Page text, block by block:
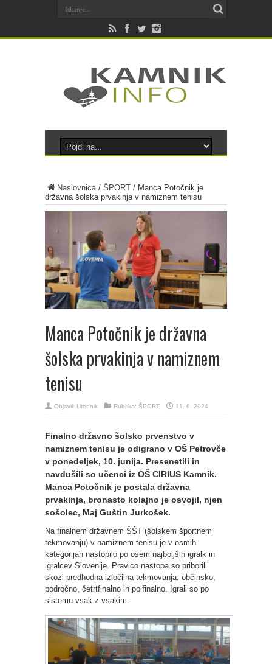
Naslovnica/ ŠPORT / Manca Potočnik je
državna šolska prvakinja v namiznem tenisu
Manca Potočnik je državna
šolska prvakinja v namiznem
tenisu
Objavil: Urednik Rubrika: ŠPORT 11. 6. 2024
Finalno državno šolsko prvenstvo v
namiznem tenisu je odigrano v OŠ Petrovče
v ponedeljek, 10. junija. Presenetili in
navdušili so učenci iz OŠ CIRIUS Kamnik.
Manca Potočnik je postala državna
prvakinja, bronasto kolajno je osvojil, njen
sošolec, Maj Guštin Jurkošek.
Na finalnem državnem ŠŠT (šolskem športnem
tekmovanju) v namiznem tenisu je v osmih
kategorijah nastopilo po osem najboljših igralk in
igralcev Slovenije. Pravico nastopa so priborili
skozi predhodna izločilna tekmovanja: občinsko,
področno, četrtfinalno in polfinalno. Igrali so po
sistemu vsak z vsakim.